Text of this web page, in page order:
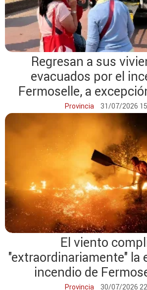
Regresan a sus
evacuados por el
Fermoselle, a
Pinilla y
Provincia 31/07/2026
El viento
"extraordinariamente" la
incendio de
Provincia 30/07/2026